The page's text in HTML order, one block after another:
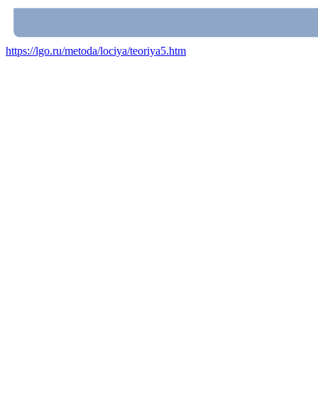
https://lgo.ru/metoda/lociya/teoriya5.htm